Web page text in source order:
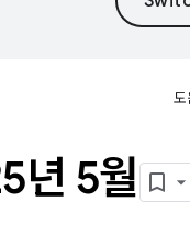
도
년 5월